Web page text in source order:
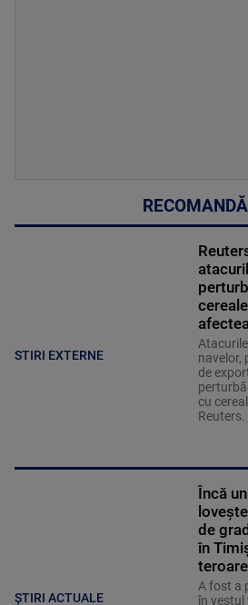
STIRI EXTERNE
navelor,
de
cu
Reuters.
ȘTIRI ACTUALE
Încă
de
în
A fost a
în vestul